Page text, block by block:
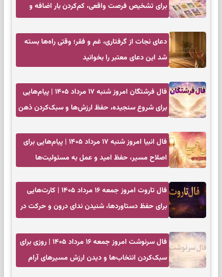
برای تشخیص فرصت واقعی، کم‌کردن بار اضافه و
دعای نجات از گرفتاری، غم و فقر؛ وقتی راه‌ها بسته
شد این دعای معتبر را بخوانید
فال فرشتگان امروز شنبه ۱۷ مرداد ۱۴۰۵ | پیام‌هایی
برای شروع سنجیده، حفظ ارزش‌ها و سبک‌کردن ذهن
فال انبیا امروز شنبه ۱۷ مرداد ۱۴۰۵ | پیام‌هایی برای
اصلاح مسیر، حفظ امید و عمل به مسئولیت‌ها
فال تاروت امروز جمعه ۱۶ مرداد ۱۴۰۵ | کارت‌هایی
برای حفظ دستاوردها، شنیدن ندای درون و حرکت در
فال سرنوشت امروز جمعه ۱۶ مرداد ۱۴۰۵ | روزی برای
سبک‌کردن انتخاب‌ها و دیدن ارزش مسیرهای آرام